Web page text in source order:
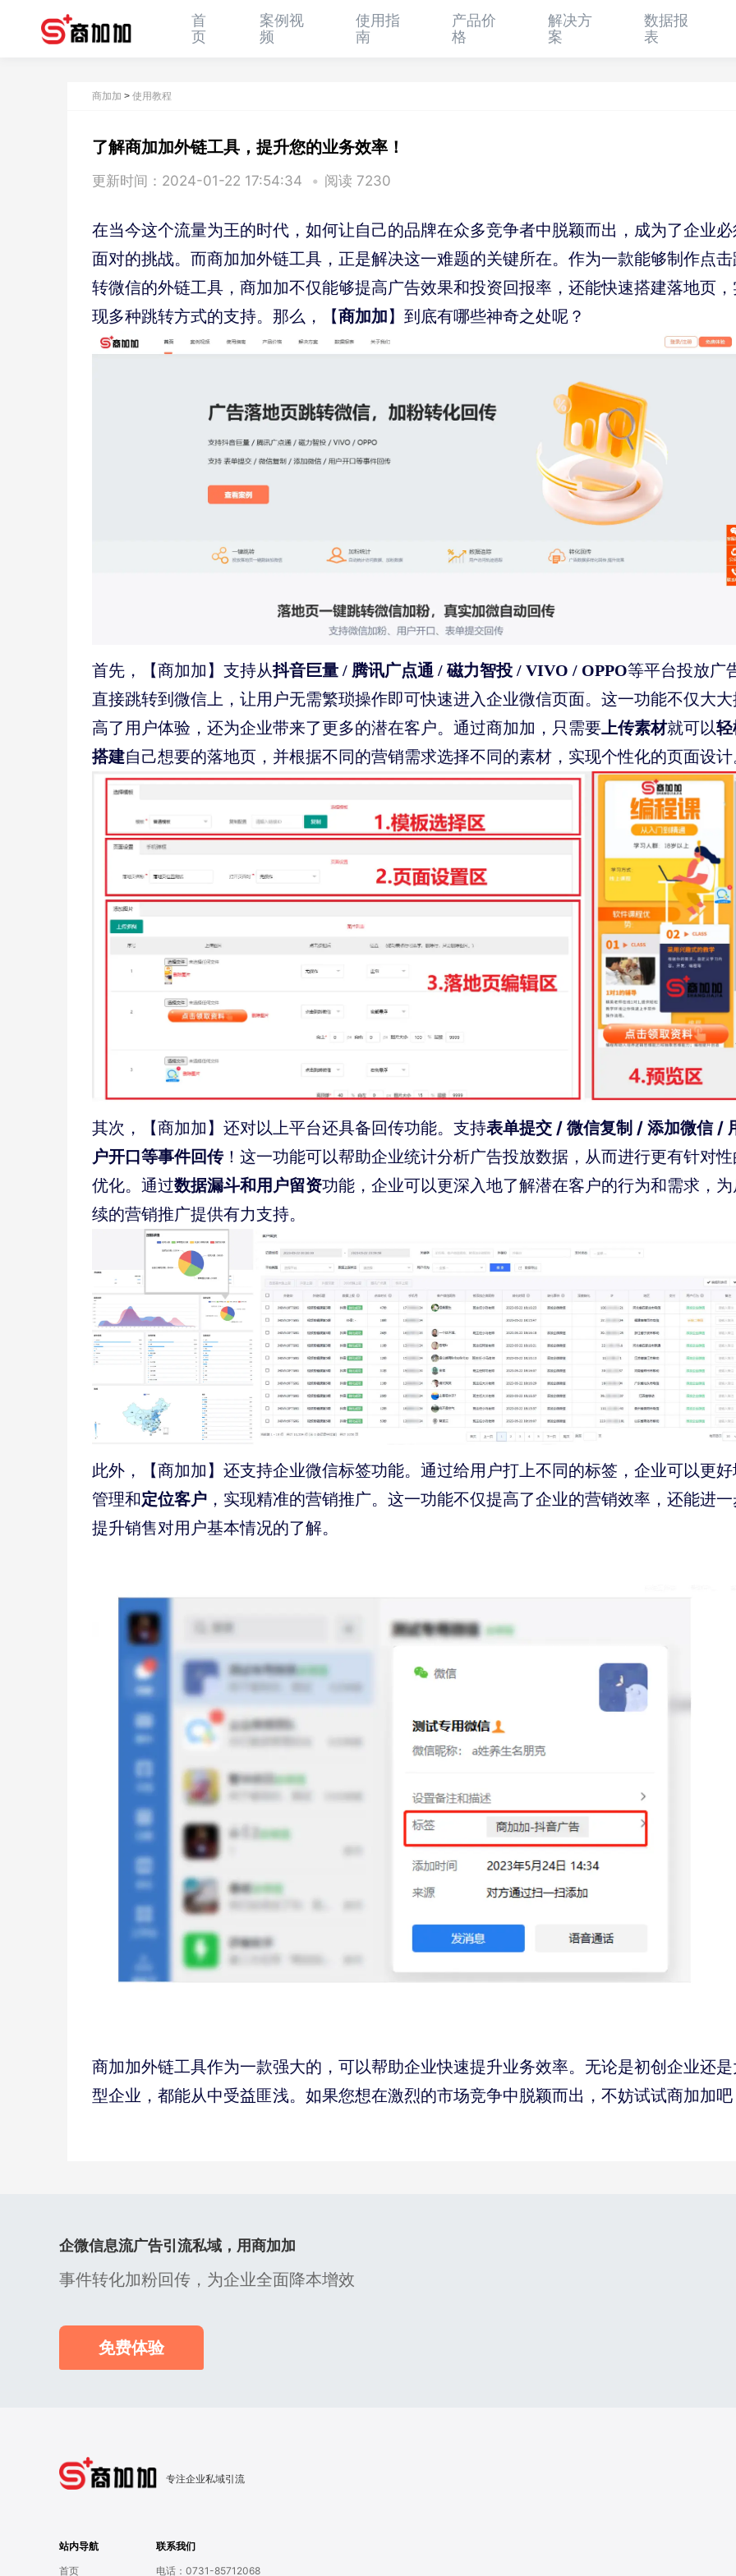
首
页
案例视
频
使用指
南
产品价
格
解决方
案
数据报
表
商加加 > 使用教程
了解商加加外链工具，提升您的业务效率！
更新时间：2024-01-22 17:54:34 • 阅读 7230
在当今这个流量为王的时代，如何让自己的品牌在众多竞争者中脱颖而出，成为了企业必
面对的挑战。而商加加外链工具，正是解决这一难题的关键所在。作为一款能够制作点击
转微信的外链工具，商加加不仅能够提高广告效果和投资回报率，还能快速搭建落地页，
现多种跳转方式的支持。那么，【商加加】到底有哪些神奇之处呢？
首先，【商加加】支持从抖音巨量 / 腾讯广点通 / 磁力智投 / VIVO / OPPO等平台投放广
直接跳转到微信上，让用户无需繁琐操作即可快速进入企业微信页面。这一功能不仅大大
高了用户体验，还为企业带来了更多的潜在客户。通过商加加，只需要上传素材就可以
搭建自己想要的落地页，并根据不同的营销需求选择不同的素材，实现个性化的页面设计
其次，【商加加】还对以上平台还具备回传功能。 支持表单提交 / 微信复制 / 添加微信 /
户开口等事件回传！ 这一功能可以帮助企业统计分析广告投放数据，从而进行更有针对性
优化。通过数据漏斗和用户留资功能，企业可以更深入地了解潜在客户的行为和需求，为
续的营销推广提供有力支持。
此外，【商加加】还支持企业微信标签功能。通过给用户打上不同的标签，企业可以更好
管理和定位客户 ，实现精准的营销推广。这一功能不仅提高了企业的营销效率，还能进
提升销售对用户基本情况的了解。
商加加外链工具作为一款强大的，可以帮助企业快速提升业务效率。无论是初创企业还是
型企业，都能从中受益匪浅。如果您想在激烈的市场竞争中脱颖而出，不妨试试商加加吧
企微信息流广告引流私域，用商加加
事件转化加粉回传，为企业全面降本增效
免费体验
专注企业私域引流
站内导航
首页
联系我们
电话：0731-85712068